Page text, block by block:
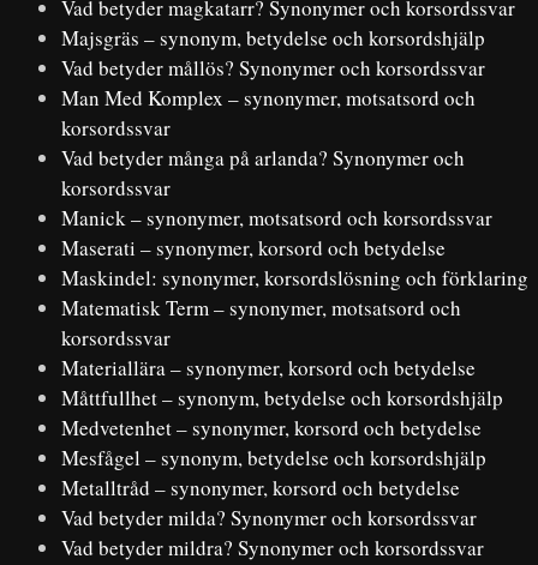
Vad betyder magkatarr? Synonymer och korsordssvar
Majsgräs – synonym, betydelse och korsordshjälp
Vad betyder mållös? Synonymer och korsordssvar
Man Med Komplex – synonymer, motsatsord och
korsordssvar
Vad betyder många på arlanda? Synonymer och
korsordssvar
Manick – synonymer, motsatsord och korsordssvar
Maserati – synonymer, korsord och betydelse
Maskindel: synonymer, korsordslösning och förklaring
Matematisk Term – synonymer, motsatsord och
korsordssvar
Materiallära – synonymer, korsord och betydelse
Måttfullhet – synonym, betydelse och korsordshjälp
Medvetenhet – synonymer, korsord och betydelse
Mesfågel – synonym, betydelse och korsordshjälp
Metalltråd – synonymer, korsord och betydelse
Vad betyder milda? Synonymer och korsordssvar
Vad betyder mildra? Synonymer och korsordssvar